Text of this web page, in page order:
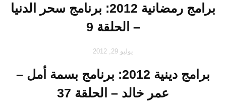
برامج رمضانية 2012: برنامج سحر الدنيا
– الحلقة 9
يوليو 29, 2012
برامج دينية 2012: برنامج بسمة أمل –
عمر خالد – الحلقة 37